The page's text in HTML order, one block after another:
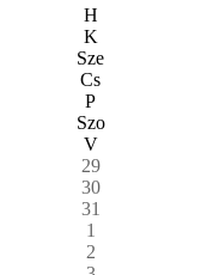
H
K
Sze
Cs
P
Szo
V
29
30
31
1
2